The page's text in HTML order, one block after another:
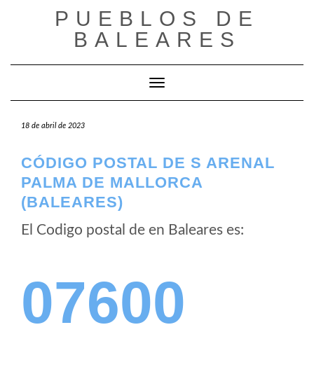
PUEBLOS DE
BALEARES
Cambiar modo de navegación
18 de abril de 2023
CÓDIGO POSTAL DE S ARENAL
PALMA DE MALLORCA
(BALEARES)
El Codigo postal de en Baleares es:
07600